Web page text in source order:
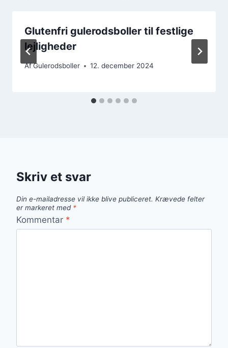
Glutenfri gulerodsboller til festlige
lejligheder
AfGulerodsboller 12. december 2024
Skriv et svar
Din e-mailadresse vil ikke blive publiceret. Krævede felter
er markeret med *
Kommentar *